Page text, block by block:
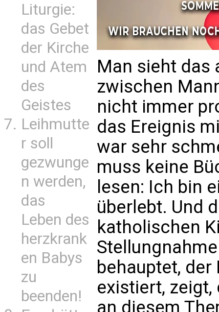
Liturgie:
das Gebet
der Kirche
und Atem
des
Geistes
Leihmutte
r soll
gezwunge
n werden,
das
Leben des
herzkrank
en Babys
zu
beenden!
Man sieht
zwischen
nicht immer
das Ereignis
war sehr
muss keine
lesen: Ich bin
überlebt. Und
katholischen
behauptet,
existiert,
an diesem